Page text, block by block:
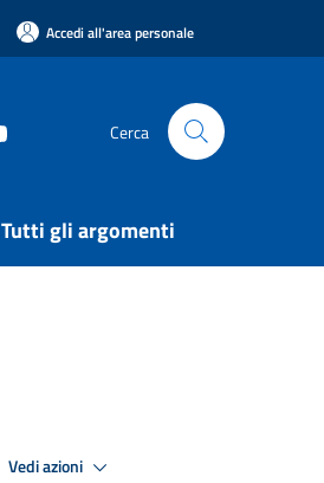
Accedi all'area personale
Cerca
Tutti gli argomenti
Vedi azioni